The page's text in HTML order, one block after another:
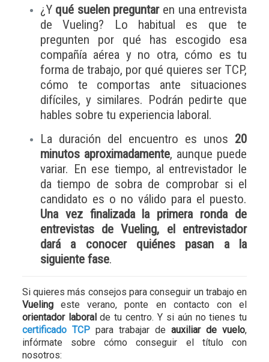
¿Y qué suelen preguntaren una entrevista
de Vueling? Lo habitual es que te
pregunten por qué has escogido esa
compañía aérea y no otra, cómo es tu
forma de trabajo, por qué quieres ser TCP,
cómo te comportas ante situaciones
difíciles, y similares. Podrán pedirte que
hables sobre tu experiencia laboral.
La duración del encuentro es unos 20
minutos aproximadamente, aunque puede
variar. En ese tiempo, al entrevistador le
da tiempo de sobra de comprobar si el
candidato es o no válido para el puesto.
Una vez finalizada la primera ronda de
entrevistas de Vueling, el entrevistador
dará a conocer quiénes pasan a la
siguiente fase.
Si quieres más consejos para conseguir un trabajo en
Vuelingeste verano, ponte en contacto con el
orientador laboral de tu centro. Y si aún no tienes tu
certificado TCPpara trabajar deauxiliar de vuelo,
infórmate sobre cómo conseguir el título con
nosotros: